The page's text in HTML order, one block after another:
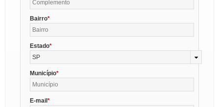
Bairro
Estado
SP
Município
E-mail